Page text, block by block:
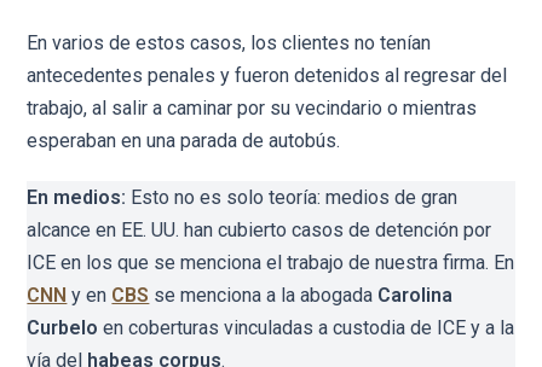
En varios de estos casos, los clientes no tenían
antecedentes penales y fueron detenidos al regresar del
trabajo, al salir a caminar por su vecindario o mientras
esperaban en una parada de autobús.
En medios: Esto no es solo teoría: medios de gran
alcance en EE. UU. han cubierto casos de detención por
ICE en los que se menciona el trabajo de nuestra firma. En
CNN y en CBS se menciona a la abogada Carolina
Curbelo en coberturas vinculadas a custodia de ICE y a la
vía del
habeas corpus.